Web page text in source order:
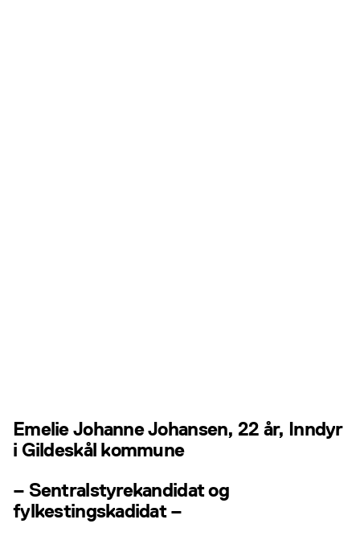
Emelie Johanne Johansen, 22 år, Inndyr
i Gildeskål kommune
– Sentralstyrekandidat og
fylkestingskadidat –